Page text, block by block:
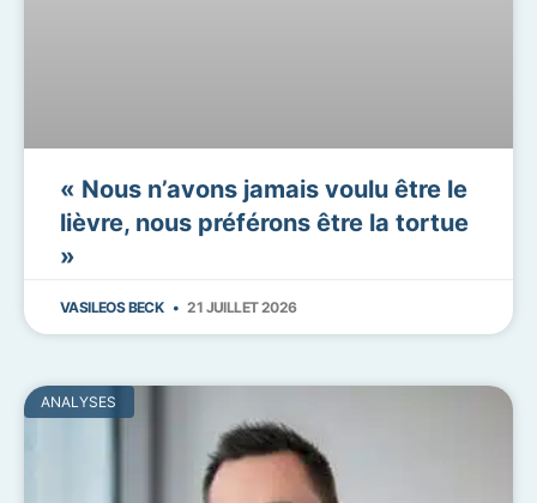
« Nous n’avons jamais voulu être le
lièvre, nous préférons être la tortue
»
VASILEOS BECK 21 JUILLET 2026
ANALYSES